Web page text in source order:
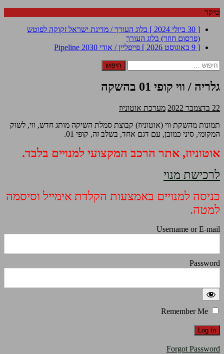
טיקר
[ 30 ביולי 2024 ]
בלוג העורך / מדינת ישראל זקוקה לפוטש
(פרסום חוזר) בלוג העורך
[ 9 באוגוסט 2026 ]
פייפליין / אודי 2030
Pipeline
חיפוש:
גלריה / ווי קופי 01 בהשקה
22 בדצמבר 2022
מערכת אוטוניוז
תמונות מהשקת ווי (אוטוניוז) קבוצת סמלת השיקה מותג חדש, ווי, לשוק
המקומי, סיני כמובן, עם דגם אחד, בשלב זה, קופי 01.
אוטוניוז, אתר הרכב המקצועי למנויים בלבד.
לרכישת מנוי
כניסה למנויים באמצעות הקלדת אימייל וסיסמה
למטה.
Username or E-mail
Password
Forgot Password